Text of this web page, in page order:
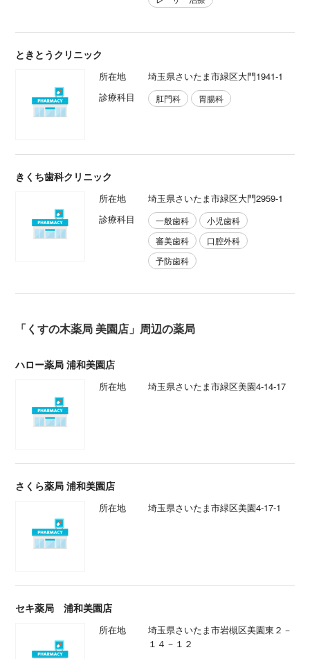
ときとうクリニック
所在地
埼玉県さいたま市緑区大門1941-1
診療科目
肛門科 胃腸科
きくち歯科クリニック
所在地
埼玉県さいたま市緑区大門2959-1
診療科目
一般歯科
小児歯科
審美歯科
口腔外科
予防歯科
「くすの木薬局 美園店」周辺の薬局
ハロー薬局 浦和美園店
所在地 埼玉県さいたま市緑区美園4-14-17
さくら薬局 浦和美園店
所在地 埼玉県さいたま市緑区美園4-17-1
セキ薬局 浦和美園店
所在地
埼玉県さいたま市岩槻区美園東２－
１４－１２